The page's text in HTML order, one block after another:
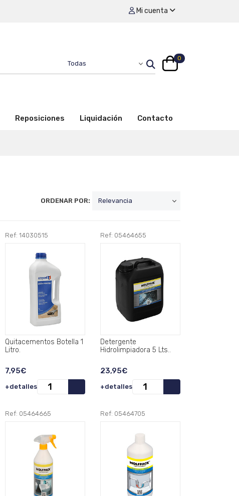
Mi cuenta
0
Reposiciones Liquidación Contacto
ORDENAR POR:
Ref: 14030515
Quitacementos Botella 1
Litro.
7,95€
+detalles
Ref: 05464655
Detergente
Hidrolimpiadora 5 Lts..
23,95€
+detalles
Ref: 05464665 Ref: 05464705